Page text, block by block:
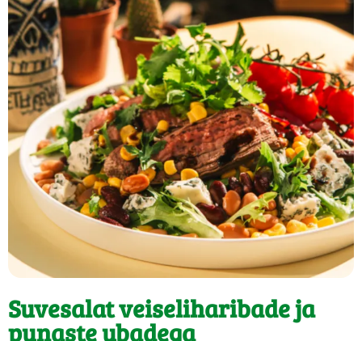
Suvesalat veiseliharibade ja
punaste ubadega